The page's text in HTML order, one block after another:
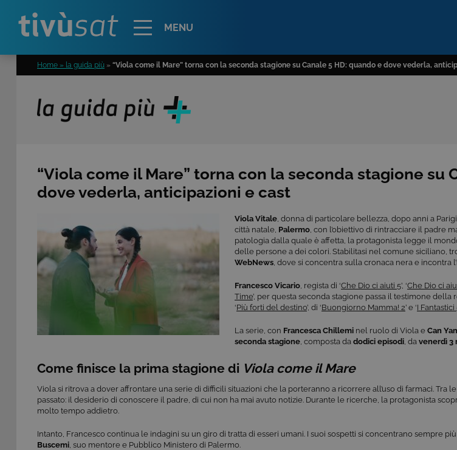
MENU
Home » la guida più » “Viola come il Mare” torna con la seconda stagione su Canale 5 HD: quando e dove vederla,
“Viola come il Mare” torna con la seconda stagione su
dove vederla, anticipazioni e cast
Viola Vitale, donna di particolare bellezza, dopo anni a
città natale, Palermo, con l’obiettivo di rintracciare il padre
patologia dalla quale è affetta, la protagonista legge il
delle persone a dei colori. Stabilitasi nel comune siciliano,
WebNews, dove si concentra sulla cronaca nera e incontra
Francesco Vicario, regista di ‘Che Dio ci aiuti 5’, ‘Che Dio ci
Time’, per questa seconda stagione passa il testimone della
‘Più forti del destino’, di ‘Buongiorno Mamma! 2’ e ‘I Fantastici
La serie, con Francesca Chillemi nel ruolo di Viola e Can
seconda stagione, composta da dodici episodi, da venerdì 3
Come finisce la prima stagione di Viola come il Mare
Viola si ritrova a dover affrontare una serie di difficili situazioni che la porteranno a ricorrere all’uso di farmaci. Tra
passato: il desiderio di conoscere il padre, di cui non ha mai avuto notizie. Durante le ricerche, la protagonista
molto tempo addietro.
Intanto, Francesco continua le indagini su un giro di tratta di esseri umani. I suoi sospetti si concentrano sempre
Buscemi, suo mentore e Pubblico Ministero di Palermo.